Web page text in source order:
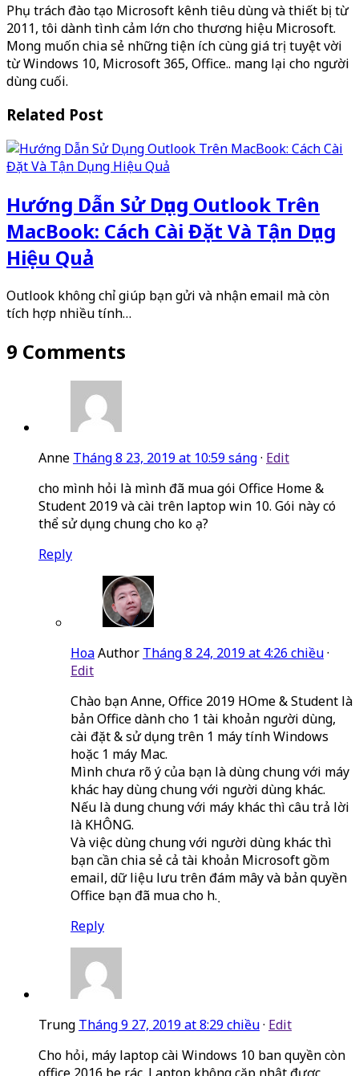
Phụ trách đào tạo Microsoft kênh tiêu dùng và thiết bị từ
2011, tôi dành tình cảm lớn cho thương hiệu Microsoft.
Mong muốn chia sẻ những tiện ích cùng giá trị tuyệt vời
từ Windows 10, Microsoft 365, Office.. mang lại cho người
dùng cuối.
Related Post
Hướng Dẫn Sử Dụng Outlook Trên
MacBook: Cách Cài Đặt Và Tận Dụng
Hiệu Quả
Outlook không chỉ giúp bạn gửi và nhận email mà còn
tích hợp nhiều tính…
9 Comments
Anne Tháng 8 23, 2019 at 10:59 sáng· Edit
cho mình hỏi là mình đã mua gói Office Home &
Student 2019 và cài trên laptop win 10. Gói này có
thể sử dụng chung cho ko ạ?
Reply
HoaAuthor Tháng 8 24, 2019 at 4:26 chiều·
Edit
Chào bạn Anne, Office 2019 HOme & Student là
bản Office dành cho 1 tài khoản người dùng,
cài đặt & sử dụng trên 1 máy tính Windows
hoặc 1 máy Mac.
Mình chưa rõ ý của bạn là dùng chung với máy
khác hay dùng chung với người dùng khác.
Nếu là dung chung với máy khác thì câu trả lời
là KHÔNG.
Và việc dùng chung với người dùng khác thì
bạn cần chia sẻ cả tài khoản Microsoft gồm
email, dữ liệu lưu trên đám mây và bản quyền
Office bạn đã mua cho họ.
Reply
Trung Tháng 9 27, 2019 at 8:29 chiều· Edit
Cho hỏi, máy laptop cài Windows 10 ban quyền còn
office 2016 be rác. Laptop không cặp nhật được